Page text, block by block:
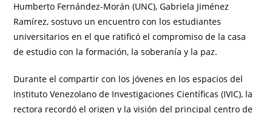
Humberto Fernández-Morán (UNC), Gabriela Jiménez
Ramírez, sostuvo un encuentro con los estudiantes
universitarios en el que ratificó el compromiso de la casa
de estudio con la formación, la soberanía y la paz.
Durante el compartir con los jóvenes en los espacios del
Instituto Venezolano de Investigaciones Científicas (IVIC), la
rectora recordó el origen y la visión del principal centro de